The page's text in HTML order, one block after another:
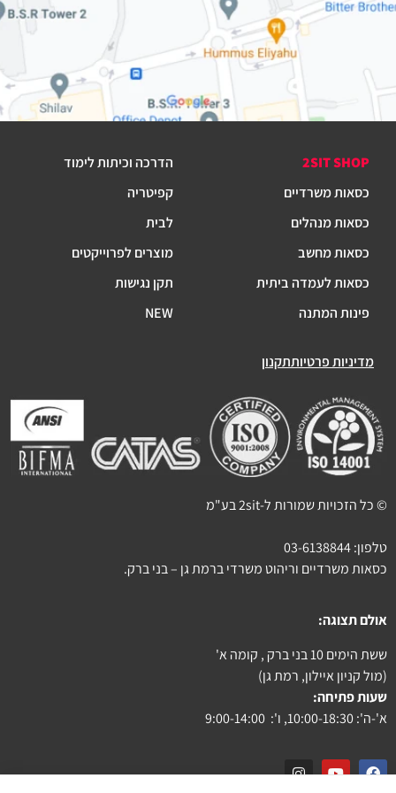
2SIT SHOP
כסאות משרדיים
כסאות מנהלים
כסאות מחשב
כסאות לעמדה ביתית
פינות המתנה
הדרכה וכיתות לימוד
קפיטריה
לבית
מוצרים לפרוייקטים
תקן נגישות
NEW
מדיניות פרטיותתקנון
© כל הזכויות שמורות ל-2sit בע"מ
טלפון:03-6138844
כסאות משרדיים וריהוט משרדי ברמת גן – בני ברק.
אולם תצוגה:
ששת הימים 10 בני ברק , קומה א'
(מול קניון איילון, רמת גן)
שעות פתיחה:
א'-ה': 10:00-18:30, ו': 9:00-14:00